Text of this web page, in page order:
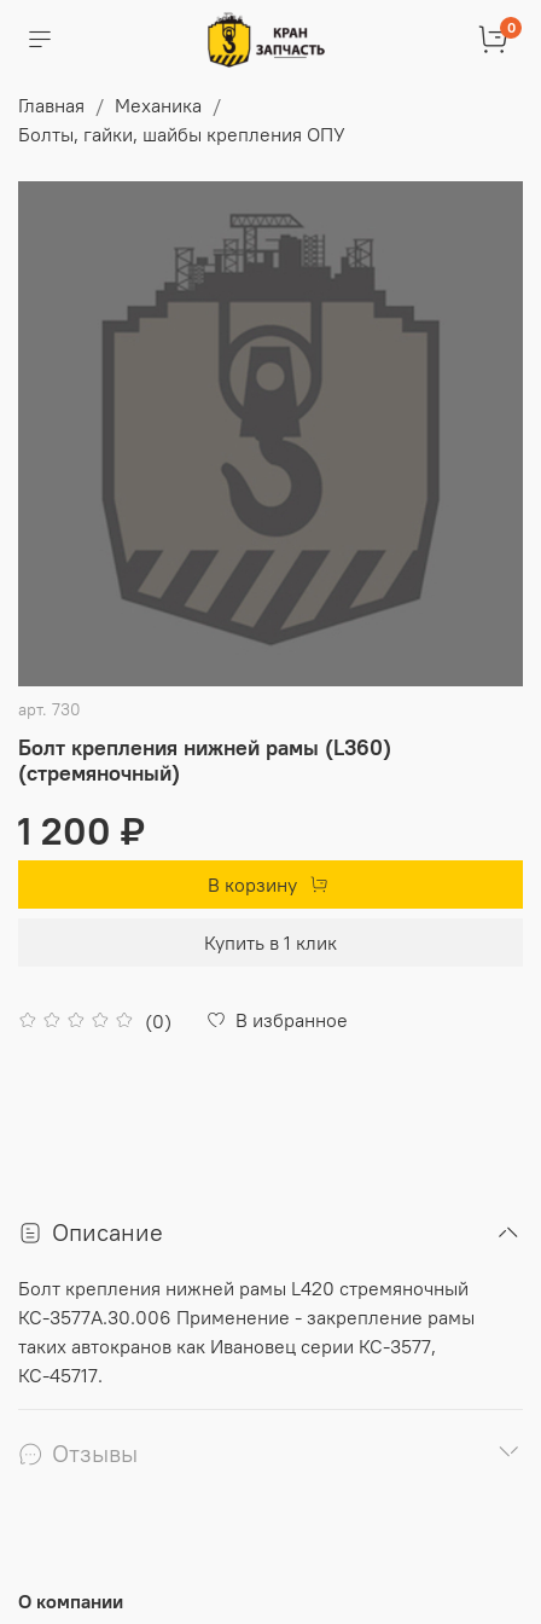
0
Главная
Механика
Болты, гайки, шайбы крепления ОПУ
арт. 730
Болт крепления нижней рамы (L360)
(стремяночный)
(0) В избранное
1 200 ₽
В корзину
Купить в 1 клик
Описание
Болт крепления нижней рамы L420 стремяночный
КС-3577А.30.006 Применение - закрепление рамы
таких автокранов как Ивановец серии КС-3577,
КС-45717.
Отзывы
О компании